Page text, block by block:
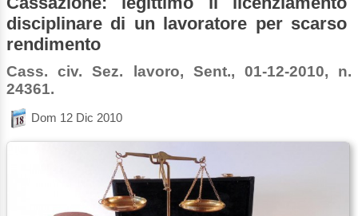
disciplinare di un lavoratore per scarso
rendimento
Cass. civ. Sez. lavoro, Sent., 01-12-2010, n.
24361.
Dom 12 Dic 2010